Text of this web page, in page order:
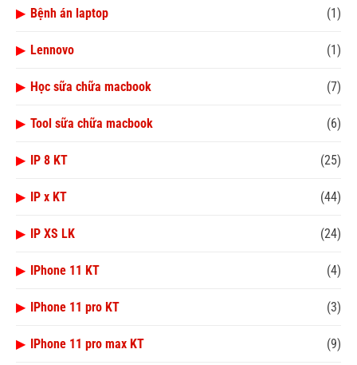
▶ Bệnh án laptop (1)
▶ Lennovo (1)
▶ Học sữa chữa macbook (7)
▶ Tool sữa chữa macbook (6)
▶ IP 8 KT (25)
▶ IP x KT (44)
▶ IP XS LK (24)
▶ IPhone 11 KT (4)
▶ IPhone 11 pro KT (3)
▶ IPhone 11 pro max KT (9)